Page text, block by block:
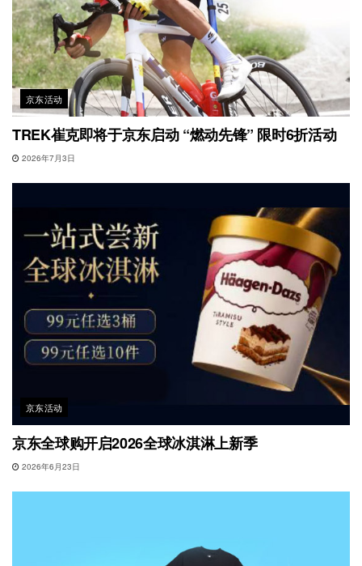
京东活动
TREK崔克即将于京东启动 “燃动先锋” 限时6折活动
2026年7月3日
京东活动
京东全球购开启2026全球冰淇淋上新季
2026年6月23日